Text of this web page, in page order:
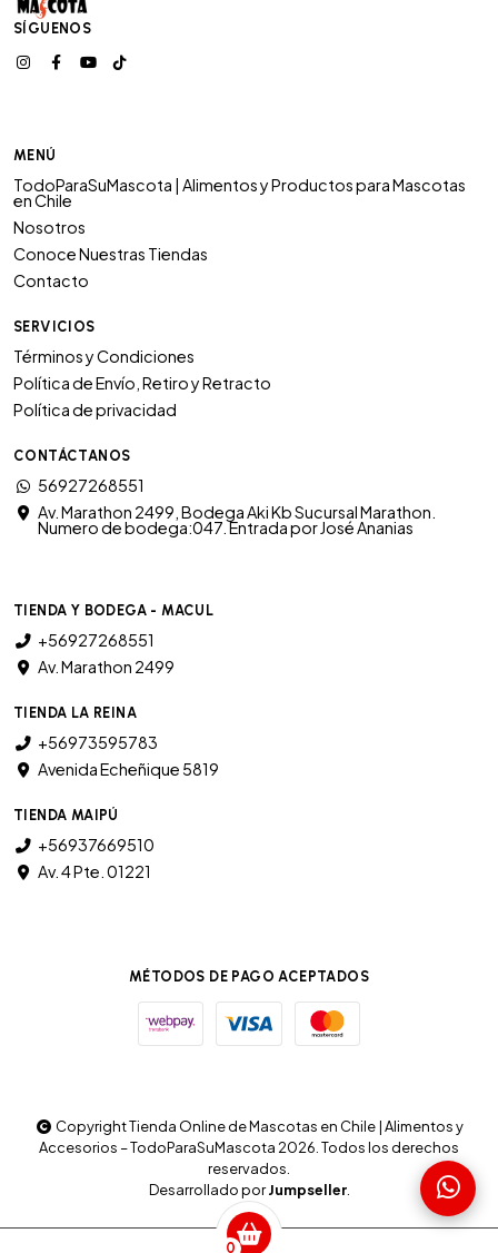
0
SÍGUENOS
MENÚ
TodoParaSuMascota | Alimentos y Productos para Mascotas
en Chile
Nosotros
Conoce Nuestras Tiendas
Contacto
SERVICIOS
Términos y Condiciones
Política de Envío, Retiro y Retracto
Política de privacidad
CONTÁCTANOS
56927268551
Av. Marathon 2499, Bodega Aki Kb Sucursal Marathon.
Numero de bodega:047. Entrada por José Ananias
TIENDA Y BODEGA - MACUL
+56927268551
Av. Marathon 2499
TIENDA LA REINA
+56973595783
Avenida Echeñique 5819
TIENDA MAIPÚ
+56937669510
Av. 4 Pte. 01221
MÉTODOS DE PAGO ACEPTADOS
Copyright Tienda Online de Mascotas en Chile | Alimentos y
Accesorios – TodoParaSuMascota 2026. Todos los derechos
reservados.
Desarrollado porJumpseller.